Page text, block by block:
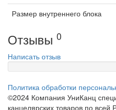
Размер внутреннего блока
Отзывы 0
Написать отзыв
Политика обработки
©2024 Компания УниКанц
канцелярских товаров по всей